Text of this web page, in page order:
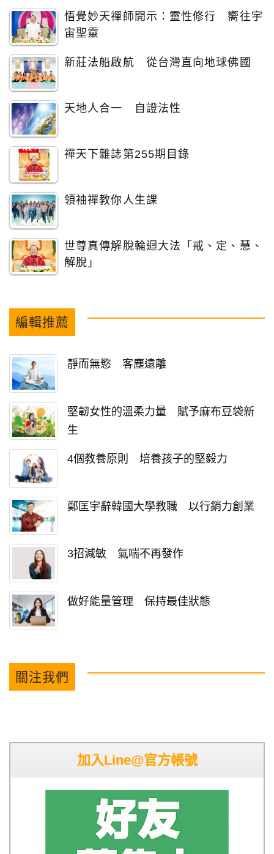
悟覺妙天禪師開示：靈性修行 嚮往宇
宙聖靈
新莊法船啟航 從台灣直向地球佛國
天地人合一 自證法性
禪天下雜誌第255期目錄
領袖禪教你人生課
世尊真傳解脫輪迴大法「戒、定、慧、
解脫」
編輯推薦
靜而無慾 客塵遠離
堅韌女性的溫柔力量 賦予麻布豆袋新
生
4個教養原則 培養孩子的堅毅力
鄭匡宇辭韓國大學教職 以行銷力創業
3招減敏 氣喘不再發作
做好能量管理 保持最佳狀態
關注我們
加入Line@官方帳號